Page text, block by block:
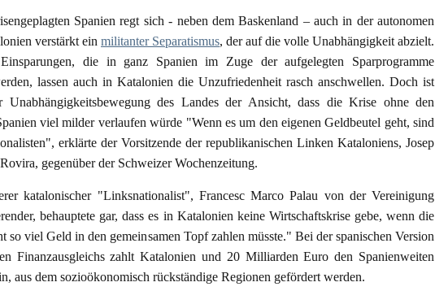
Spanien regt sich - neben dem Baskenland – auch in der autonomen
verstärkt ein militanter Separatismus, der auf die volle Unabhängigkeit abzielt.
die in ganz Spanien im Zuge der aufgelegten Sparprogramme
lassen auch in Katalonien die Unzufriedenheit rasch anschwellen. Doch ist
Unabhängigkeitsbewegung des Landes der Ansicht, dass die Krise ohne den
viel milder verlaufen würde "Wenn es um den eigenen Geldbeutel geht, sind
erklärte der Vorsitzende der republikanischen Linken Kataloniens, Josep
gegenüber der Schweizer Wochenzeitung.
katalonischer "Linksnationalist", Francesc Marco Palau von der Vereinigung
behauptete gar, dass es in Katalonien keine Wirtschaftskrise gebe, wenn die
so viel Geld in den gemeinsamen Topf zahlen müsste." Bei der spanischen Version
Finanzausgleichs zahlt Katalonien und 20 Milliarden Euro den Spanienweiten
aus dem sozioökonomisch rückständige Regionen gefördert werden.